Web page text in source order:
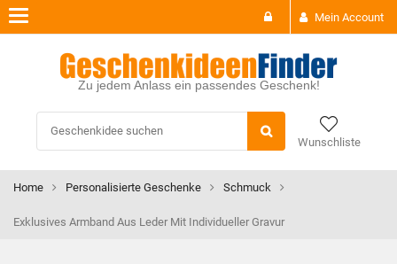
Mein Account
Zu jedem Anlass ein passendes Geschenk!
Wunschliste
Toggle
navigation
Home Personalisierte Geschenke Schmuck
Exklusives Armband Aus Leder Mit Individueller Gravur